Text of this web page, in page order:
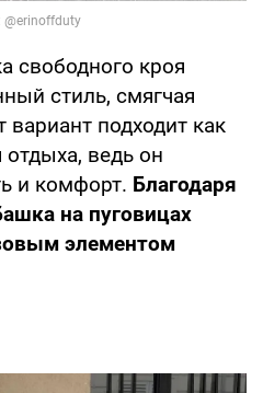
свободного кроя
стиль, смягчая
вариант подходит как
ведь он
и комфорт. Благодаря
на пуговицах
элементом